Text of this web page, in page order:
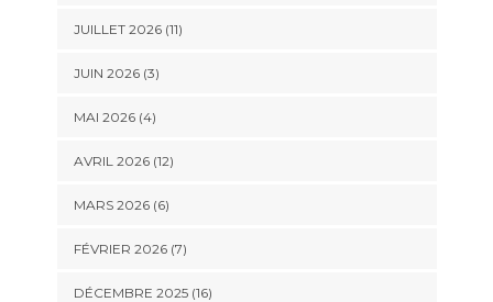
JUILLET 2026 (11)
JUIN 2026 (3)
MAI 2026 (4)
AVRIL 2026 (12)
MARS 2026 (6)
FÉVRIER 2026 (7)
DÉCEMBRE 2025 (16)